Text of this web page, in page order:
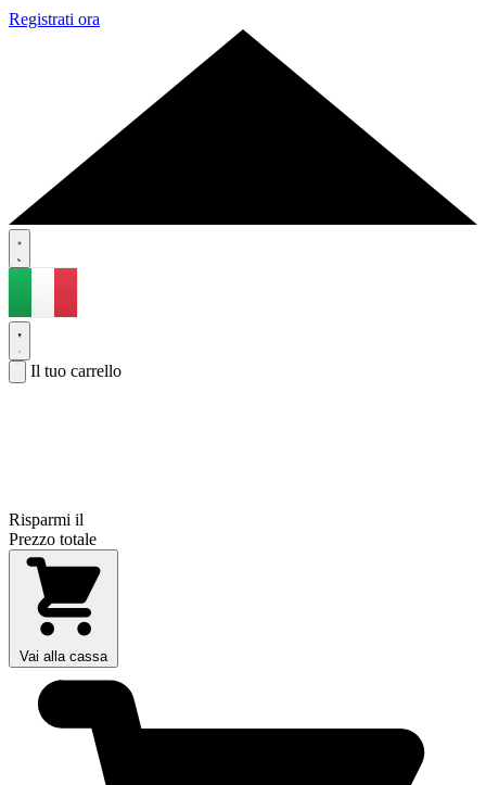
Registrati ora
Il tuo carrello
Risparmi il
Prezzo totale
Vai alla cassa